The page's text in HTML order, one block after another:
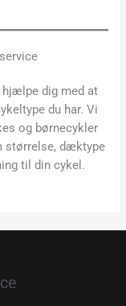
hjælpe dig med at
du har. Vi
og børnecykler
størrelse, dæktype
til din cykel.